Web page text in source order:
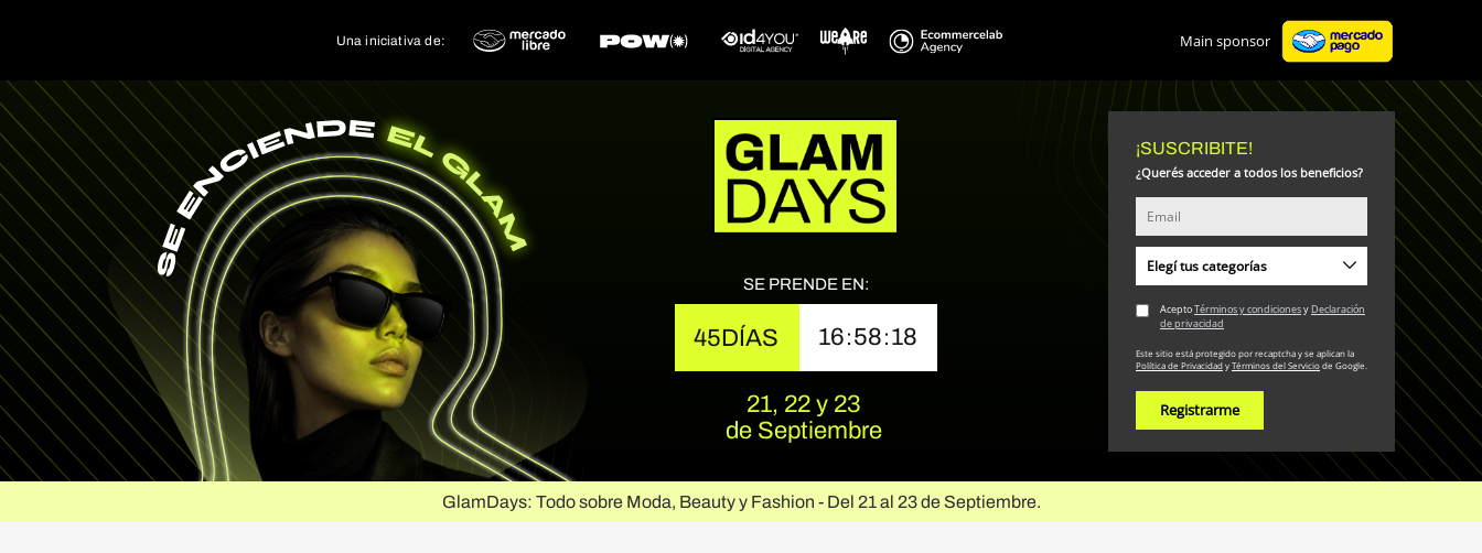
Una iniciativa de: Main sponsor
SE PRENDE EN
45DÍAS 16:58:16
21, 22 y 23
de Septiembre
¡SUSCRIBITE!
¿Querés acceder a todos los beneficios?
Elegí tus categorías
Accesorios
Belleza
Indumentaria
AceptoTérminos y condicionesy Declaración
de privacidad
Este sitio está protegido por recaptcha y se aplican la
Política de PrivacidadyTérminos del Serviciode Google.
Registrarme
GlamDays: Todo sobre Moda, Beauty y Fashion -Del 21 al 23 de Septiembre.